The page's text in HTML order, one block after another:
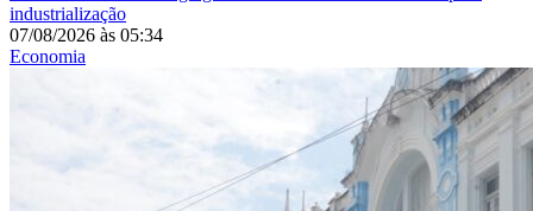
industrialização
07/08/2026 às 05:34
Economia